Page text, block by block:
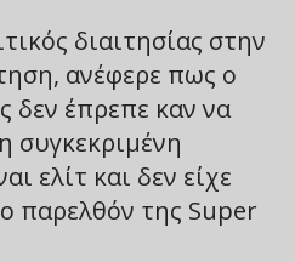
διαιτησίας στην
ανέφερε πως ο
δεν έπρεπε καν να
συγκεκριμένη
ελίτ και δεν είχε
παρελθόν της Super